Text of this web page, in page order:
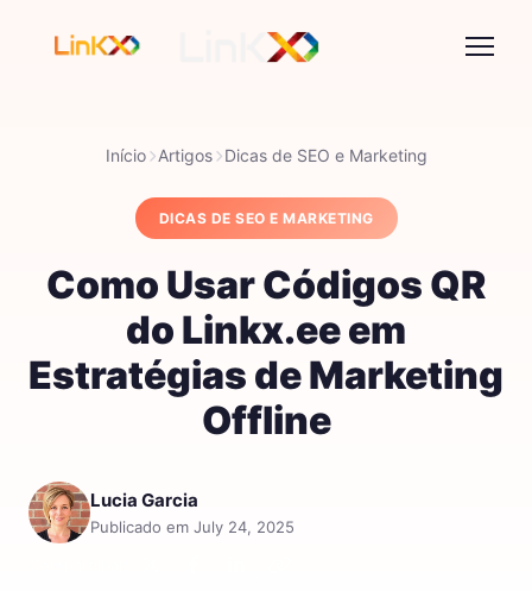
Início Artigos Dicas de SEO e Marketing
DICAS DE SEO E MARKETING
Como Usar Códigos QR
do Linkx.ee em
Estratégias de Marketing
Offline
Lucia Garcia
Publicado em July 24, 2025